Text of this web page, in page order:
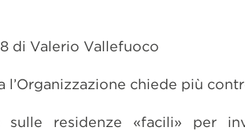
di Valerio Vallefuoco
l’Organizzazione chiede più
sulle residenze «facili» per